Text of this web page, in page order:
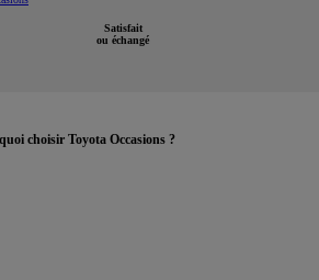
Satisfait
ou échangé
choisir Toyota Occasions ?